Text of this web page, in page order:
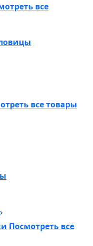
все
все товары
Посмотреть все